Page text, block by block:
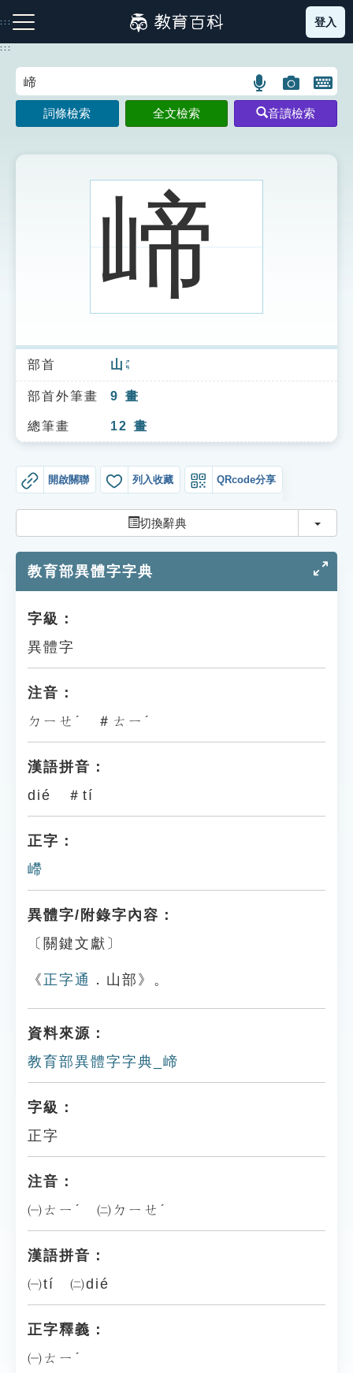
到
主
:::
注音索引圖示 筆畫索引圖示 部首索引表圖示
索引選單
知識索引
單字索引
貓頭鷹博士
登入
:::
語
言
搜
示
圖
片
搜
開
鍵
圖
詞條檢索 全文檢索 音讀檢索
崹
部首 山 ㄕㄢ
部首外筆畫 9 畫
總筆畫 12 畫
開啟關聯 列入收藏 QRcode分享
切換辭典 切換
教育部異體字字典
字級：
異體字
注音：
ㄉㄧㄝˊ ＃ㄊㄧˊ
漢語拼音：
dié ＃tí
正字：
嵽
異體字/附錄字內容：
〔關鍵文獻〕
《 正字通 ．山部》。
資料來源：
教育部異體字字典_崹
字級：
正字
注音：
㈠ㄊㄧˊ ㈡ㄉㄧㄝˊ
漢語拼音：
㈠tí ㈡dié
正字釋義：
㈠ㄊㄧˊ